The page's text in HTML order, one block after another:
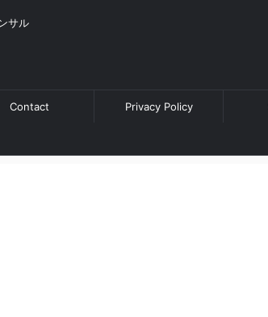
サル
Contact Privacy Policy